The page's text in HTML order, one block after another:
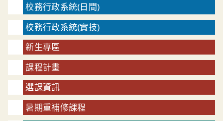
校務行政系統(日間)
校務行政系統(實技)
新生專區
課程計畫
選課資訊
暑期重補修課程